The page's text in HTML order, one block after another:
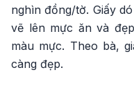
nghìn đồng/tờ. Giấy
vẽ lên mực ăn và
màu mực. Theo bà,
càng đẹp.